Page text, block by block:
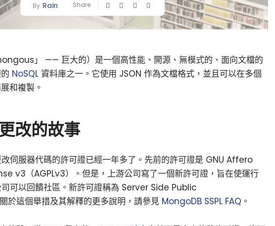
By Rain Share
」 —— 巨大的）是一個高性能、開源、無模式的、面向文檔的
NoSQL 資料庫之一。它使用 JSON 作為文檔格式，並且可以在多個
和複製。
改的故事
伺服器代碼的許可證已經一年多了。先前的許可證是 GNU Affero
v3（AGPLv3）。但是，上游公司寫了一個新許可證，旨在使運行
可以回饋社區。新許可證稱為 Server Side Public
於這個舉措及其解釋的更多說明，請參見 MongoDB SSPL FAQ 。